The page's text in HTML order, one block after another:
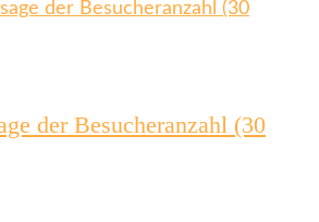
der Besucheranzahl (30